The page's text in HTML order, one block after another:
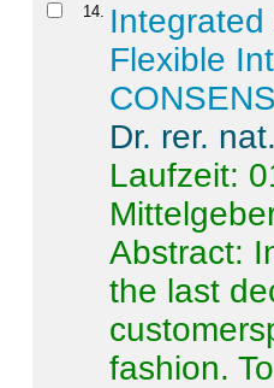
14
Flexible
CONSENS
Dr. rer.
Laufzeit:
Abstract:
the last
fashion.